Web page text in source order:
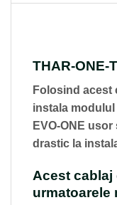
THAR-ONE-
Folosind acest
instala
EVO-ONE
drastic la
Acest cablaj
urmatoarele